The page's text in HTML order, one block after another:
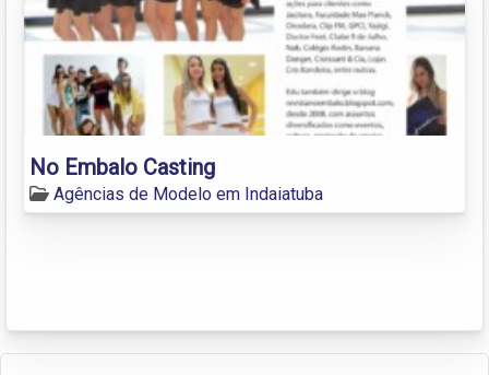
No Embalo Casting
Agências de Modelo em Indaiatuba